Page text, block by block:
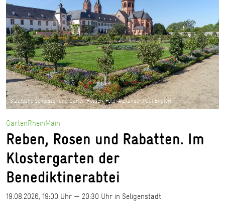
Staatliche Schlösser und Gärten Hessen, Foto: Alexander Paul Englert
GartenRheinMain
Reben, Rosen und Rabatten. Im
Klostergarten der
Benediktinerabtei
19.08.2026, 19:00 Uhr — 20:30 Uhr in Seligenstadt